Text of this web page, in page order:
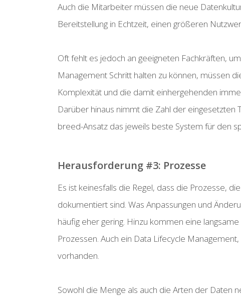
Auch die Mitarbeiter müssen die neue
Bereitstellung in Echtzeit, einen größeren
Oft fehlt es jedoch an geeigneten Fachkräften,
Management Schritt halten zu können, müssen
Komplexität und die damit einhergehenden
Darüber hinaus nimmt die Zahl der eingesetzten
breed-Ansatz das jeweils beste System für den
Herausforderung #3: Prozesse
Es ist keinesfalls die Regel, dass die Prozesse,
dokumentiert sind. Was Anpassungen und
häufig eher gering. Hinzu kommen eine
Prozessen. Auch ein Data Lifecycle
vorhanden.
Sowohl die Menge als auch die Arten der Daten